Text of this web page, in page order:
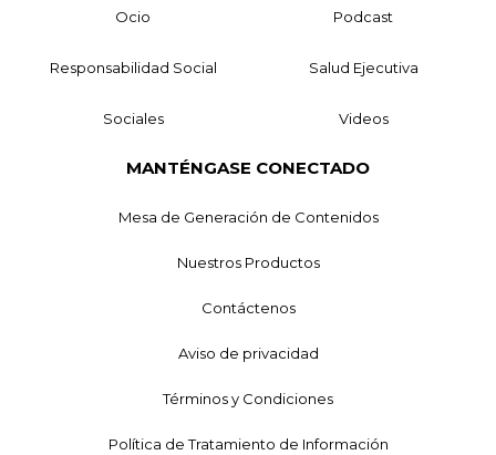
Ocio Podcast
Responsabilidad Social Salud Ejecutiva
Sociales Videos
MANTÉNGASE CONECTADO
Mesa de Generación de Contenidos
Nuestros Productos
Contáctenos
Aviso de privacidad
Términos y Condiciones
Política de Tratamiento de Información